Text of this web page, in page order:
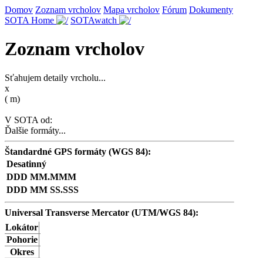
Domov Zoznam vrcholov Mapa vrcholov Fórum Dokumenty
SOTA Home
SOTAwatch
Zoznam vrcholov
Sťahujem detaily vrcholu...
x
( m)
V SOTA od:
Ďalšie formáty...
Štandardné GPS formáty (WGS 84):
Desatinný
DDD MM.MMM
DDD MM SS.SSS
Universal Transverse Mercator (UTM/WGS 84):
Lokátor
Pohorie
Okres